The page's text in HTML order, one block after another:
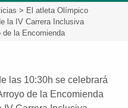
> El atleta Olímpico
la IV Carrera Inclusiva
de la Encomienda
las 10:30h se celebrará
de la Encomienda